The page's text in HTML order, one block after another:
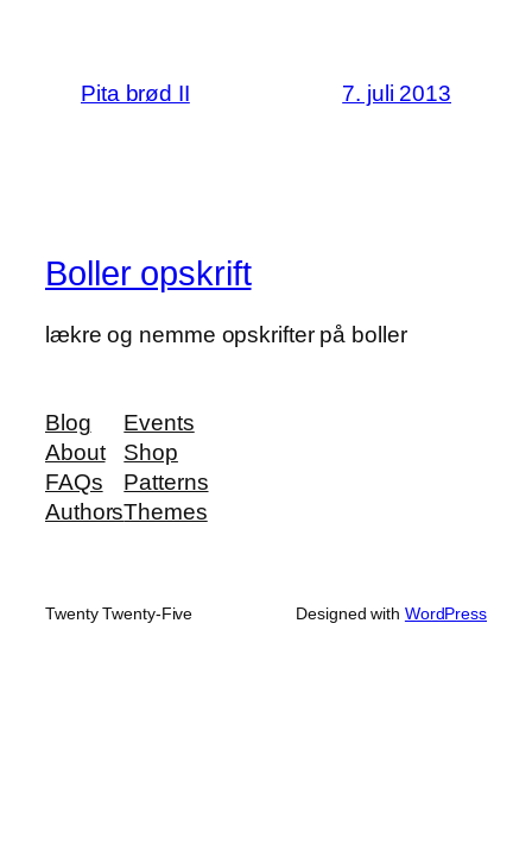
Pita brød II 7. juli 2013
Boller opskrift
lækre og nemme opskrifter på boller
Blog
About
FAQs
Authors
Events
Shop
Patterns
Themes
Twenty Twenty-Five Designed with WordPress